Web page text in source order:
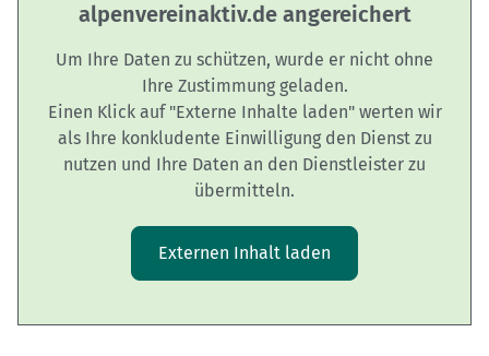
alpenvereinaktiv.de angereichert
Um Ihre Daten zu schützen, wurde er nicht ohne
Ihre Zustimmung geladen.
Einen Klick auf "Externe Inhalte laden" werten wir
als Ihre konkludente Einwilligung den Dienst zu
nutzen und Ihre Daten an den Dienstleister zu
übermitteln.
Externen Inhalt laden